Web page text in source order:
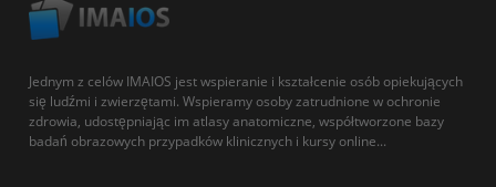
Jednym z celów IMAIOS jest wspieranie i kształcenie osób opiekujących
się ludźmi i zwierzętami. Wspieramy osoby zatrudnione w ochronie
zdrowia, udostępniając im atlasy anatomiczne, współtworzone bazy
badań obrazowych przypadków klinicznych i kursy online...